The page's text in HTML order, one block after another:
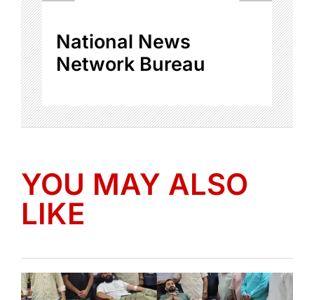
National News
Network Bureau
YOU MAY ALSO
LIKE